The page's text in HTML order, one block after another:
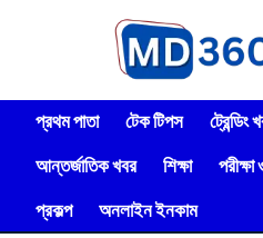
প্রথম পাতা টেক টিপস ট্রেন্ডিং
আন্তর্জাতিক খবর
শিক্ষা পরীক্ষা
প্রকল্প
অনলাইন ইনকাম